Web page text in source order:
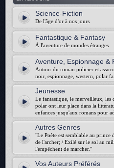
Science-Fiction
De l'âge d'or à nos jours
Fantastique & Fantasy
À l'aventure de mondes étranges
Aventure, Espionnage &
Autour du roman policier et
noir, espionnage, western, polar
Jeunesse
Le fantastique, le merveilleux, les
polar ont leur place dans la
enfances jusqu'aux romans pour
Autres Genres
"Le Poète est semblable au prince
de l'archer; / Exilé sur le sol au
l'empêchent de marcher."
Vos Auteurs Préférés